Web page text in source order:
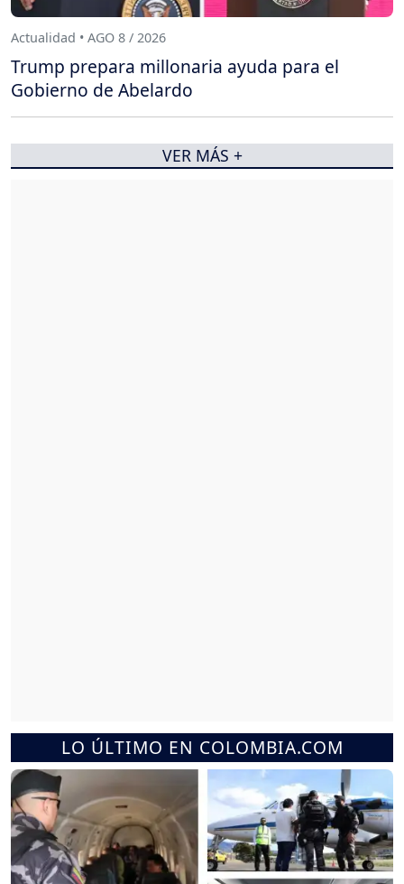
LO ÚLTIMO EN COLOMBIA.COM
Actualidad • AGO 8 / 2026
Trump prepara millonaria ayuda para el
Gobierno de Abelardo
VER MÁS +